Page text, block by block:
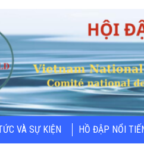
VÀ SỰ KIỆN HỒ ĐẬP NỔI